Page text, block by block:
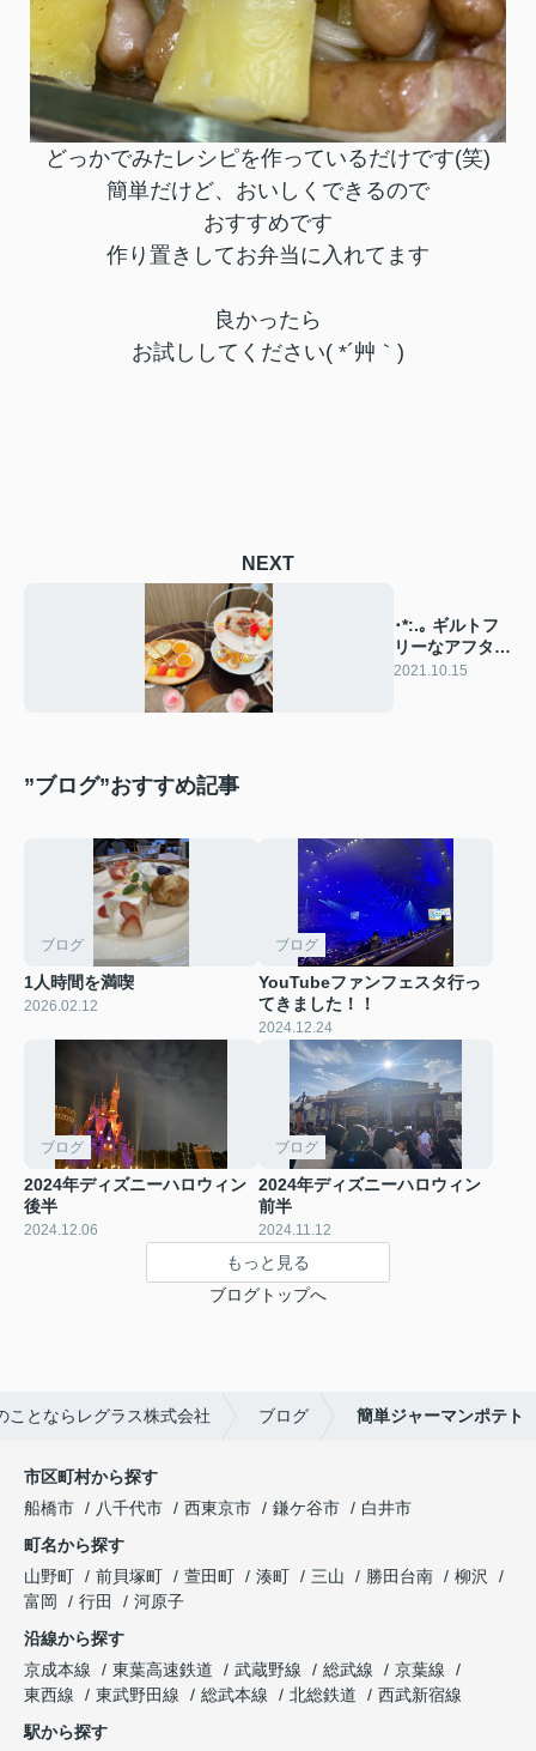
どっかでみたレシピを作っているだけです(笑)
簡単だけど、おいしくできるので
おすすめです
作り置きしてお弁当に入れてます
良かったら
お試ししてください( *´艸｀)
NEXT
･*:.｡ ギルトフ
リーなアフタヌ
ーンティー
2021.10.15
”ブログ”おすすめ記事
ブログ
1人時間を満喫
2026.02.12
ブログ
YouTubeファンフェスタ行っ
てきました！！
2024.12.24
ブログ
2024年ディズニーハロウィン
後半
2024.12.06
ブログ
2024年ディズニーハロウィン
前半
2024.11.12
もっと見る
ブログトップへ
ことならレグラス株式会社 ブログ 簡単ジャーマンポテト
市区町村から探す
船橋市
八千代市 西東京市 鎌ケ谷市
白井市
町名から探す
山野町
前貝塚町 萱田町 湊町 三山 勝田台南
柳沢
富岡
行田
河原子
沿線から探す
京成本線
東葉高速鉄道 武蔵野線 総武線
京葉線
東西線
東武野田線 総武本線 北総鉄道
西武新宿線
駅から探す